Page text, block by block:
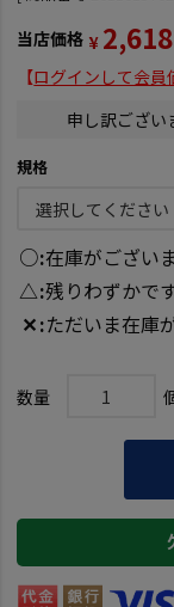
当店価格 ¥ 2,618
【ログインして会員
申し訳ござい
規格
○ 在庫がございま
△ 残りわずかです
✕ ただいま在庫